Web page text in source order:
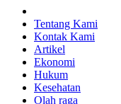
Tentang Kami
Kontak Kami
Artikel
Ekonomi
Hukum
Kesehatan
Olah raga